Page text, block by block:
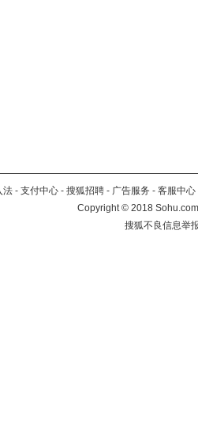
法 - 支付中心 - 搜狐招聘 - 广告服务 - 客服中心
Copyright©2018
搜狐不良信息举